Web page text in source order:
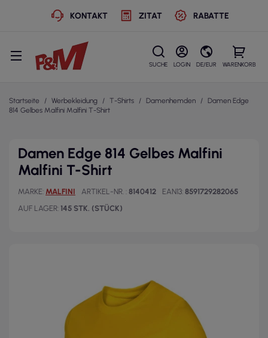
KONTAKT ZITAT RABATTE
SUCHE LOGIN DE/EUR WARENKORB
Startseite Werbekleidung T-Shirts Damenhemden
Damen Edge
814 Gelbes Malfini Malfini T-Shirt
Damen Edge 814 Gelbes Malfini
Malfini T-Shirt
MARKE MALFINI ARTIKEL-NR. 8140412 EAN13 8591729282065
AUF LAGER 145 STK. (STÜCK)